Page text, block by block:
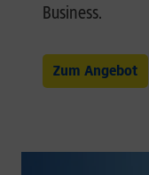
Business.
Zum Angebot